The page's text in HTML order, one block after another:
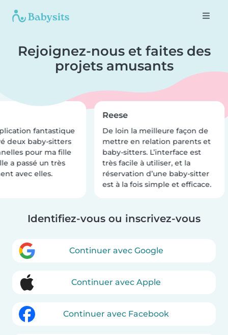
Rejoignez-nous et faites des
projets amusants
fantastique
deux baby-sitters
pour ma fille
a passé un très
avec elles.
Reese
De loin la meilleure façon de
mettre en relation parents et
baby-sitters. L’interface est
très facile à utiliser, et la
réservation d’une baby-sitter
est à la fois simple et efficace.
Identifiez-vous ou inscrivez-vous
Continuer avec Google
Continuer avec Apple
Continuer avec Facebook